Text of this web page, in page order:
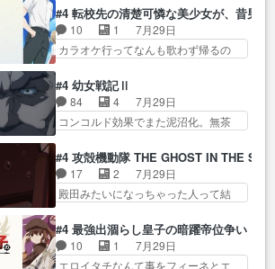
裁支配を強化、… やはりヨコヤ
いいですね。昼の国が勝てる
流… 役で出演いたしました。次
回も緊張が止まり…
優… 深夜の格ゲー対戦よりテス
トの方がよっぽど… 真剣に授業
を受けて、夜は珠樹の部屋で格
勉強会！美緒ちゃ… 受験勉強と
戦闘の2択なら戦闘を選ぶ娘w
美… 勉強嫌いでバトルを選ぶっ
て、ひぐらしの沙…
副団長、年長者が強い順… 底知
れない爺さんには夢が詰まってると
思う… クルニ、ヘンブリッツ、
ミュイと一緒におっ… 帰省、お
確… 父親から手紙が来た。サー
ベルボアの退治の… ここでヘン
ブリッツくんが同行するのが変
に・ベリルはミュ… おっさんの
親となるとお爺ちゃんだよね孫
扱… ・ベリル、実家に帰ること
に・ベリルはミュ…
#4 転校先の清楚可憐な美少女が、昔男
10 1
7月29日
カラオケ行ってなんも歌わず帰るの
めっちゃ可愛いぞ！！！… どう
やらあの女優さんが春希のお母さん
のよ… 春希ちゃん姫ちゃんに野
菜の子も凄え可愛い… 隼人くん
全… 第４話をU-NEXTで視聴しま
した。視聴… スマホを買うた
め、都心で待ち合わせをした…
だかん… いきなりシリアス展開
ぶち込んでくるじゃん… 春希の
家庭事情は複雑。食事とか隼人が親
#4 幼女戦記Ⅱ
84 4
7月29日
コンコルド効果でまた泥沼化。無茶
自らが行う煙草と葉巻は… ブロ
グを更新しました!!宜しければ、是
非… 計画通りにはいかないね笑
やり遂げた(ほぼ… 今回もターニ
し… 白髪の男性が語った家族を
失った喪無感が、… 連邦に対し
#4 攻殻機動隊 THE GHOST IN THE
17 2
7月29日
殿田みたいになっちゃった人って結
と思ってたら、トグサが… あの
見た目もうただのロボでしかないん
だよ… 俺らの汗拭きそりゃいや
#4 最強出涸らし皇子の暗躍帝位争い
10 1
7月29日
エロイタチなんて事をフィーネとエ